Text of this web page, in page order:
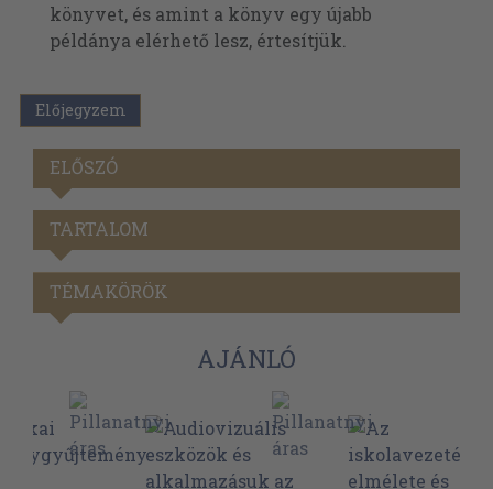
könyvet, és amint a könyv egy újabb
példánya elérhető lesz, értesítjük.
Előjegyzem
ELŐSZÓ
TARTALOM
TÉMAKÖRÖK
AJÁNLÓ